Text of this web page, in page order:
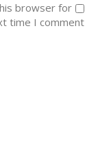
browser for
time I comment.